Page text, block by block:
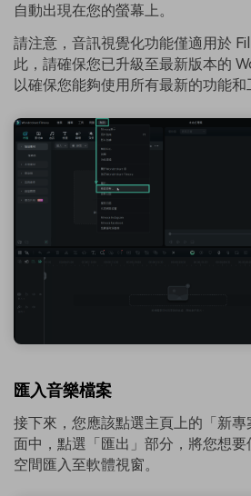
自動出現在您的螢幕上。
請注意，音訊視覺化功能僅適用於
此，請確保您已升級至最新版本的
以確保您能夠使用所有最新的功能和
匯入音樂檔案
接下來，您應該點選主頁上的「新
面中，點選「匯出」部分，將您想
空間匯入至軟體視窗。